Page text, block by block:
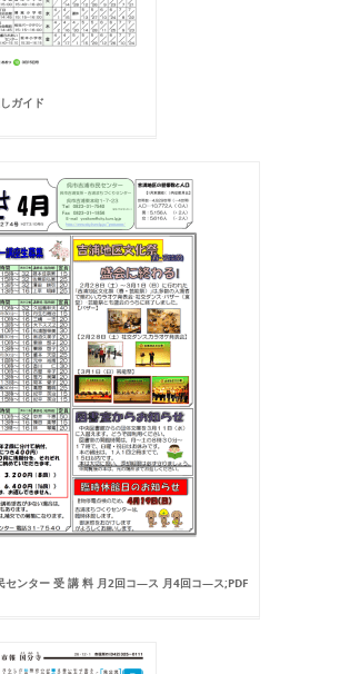
ガイド
センター 受 講 料 月2回コ—ス 月4回コ—ス;PDF